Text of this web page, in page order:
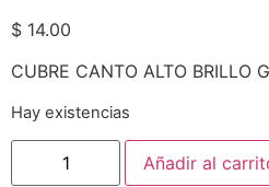
$ 14.00
CUBRE CANTO ALTO BRILLO
Hay existencias
Añadir al